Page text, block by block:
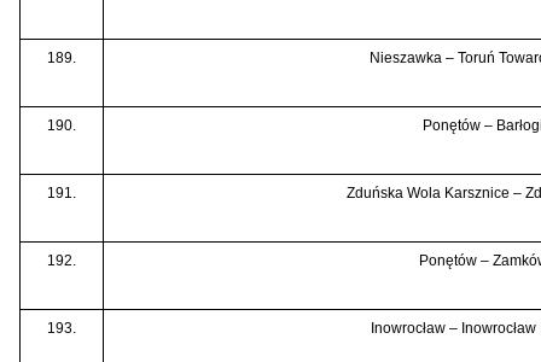
189. Nieszawka – Toruń
190. Ponętów –
191. Zduńska Wola Karsznice –
192. Ponętów –
193. Inowrocław –